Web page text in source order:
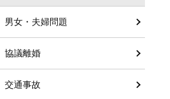
男女・夫婦問題
協議離婚
交通事故